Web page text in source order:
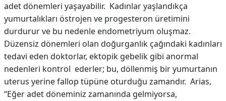
adet dönemleri yaşayabilir. Kadınlar yaşlandıkça
yumurtalıkları östrojen ve progesteron üretimini
durdurur ve bu nedenle endometriyum oluşmaz.
Düzensiz dönemleri olan doğurganlık çağındaki kadınları
tedavi eden doktorlar, ektopik gebelik gibi anormal
nedenleri kontrol ederler; bu, döllenmiş bir yumurtanın
uterus yerine fallop tüpüne oturduğu zamandır. Arias,
“Eğer adet döneminiz zamanında gelmiyorsa,